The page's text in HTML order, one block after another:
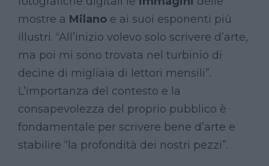
mostre a Milano e ai suoi esponenti più
illustri. “All’inizio volevo solo scrivere d’arte,
ma poi mi sono trovata nel turbinio di
decine di migliaia di lettori mensili”.
L’importanza del contesto e la
consapevolezza del proprio pubblico è
fondamentale per scrivere bene d’arte e
stabilire “la profondità dei nostri pezzi”.